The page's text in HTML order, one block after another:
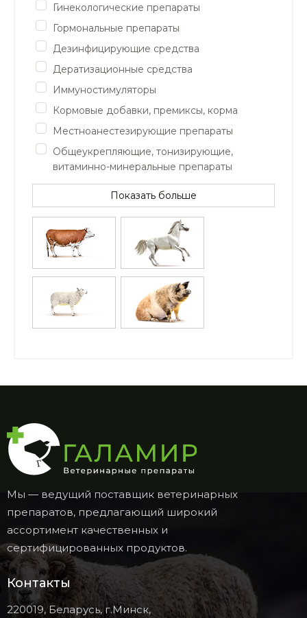
Гинекологические препараты
Гормональные препараты
Дезинфицирующие средства
Дератизационные средства
Иммуностимуляторы
Кормовые добавки, премиксы, корма
Местноанестезирующие препараты
Общеукрепляющие, тонизирующие,
витаминно-минеральные препараты
Показать больше
Мы — ведущий поставщик ветеринарных
препаратов, предлагающий широкий
ассортимент качественных и
сертифицированных продуктов.
Контакты
220019, Беларусь, г.Минск,